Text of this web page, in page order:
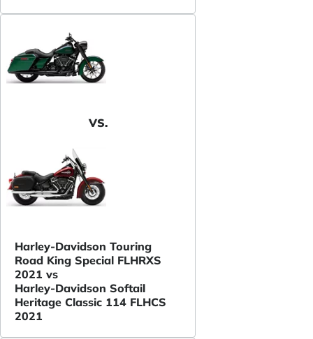
VS.
Harley-Davidson Touring
Road King Special FLHRXS
2021 vs
Harley-Davidson Softail
Heritage Classic 114 FLHCS
2021